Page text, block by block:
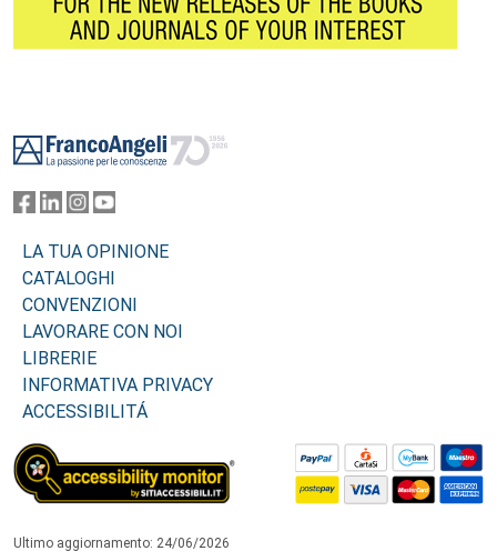
LA TUA OPINIONE
CATALOGHI
CONVENZIONI
LAVORARE CON NOI
LIBRERIE
INFORMATIVA PRIVACY
ACCESSIBILITÁ
Ultimo aggiornamento: 24/06/2026